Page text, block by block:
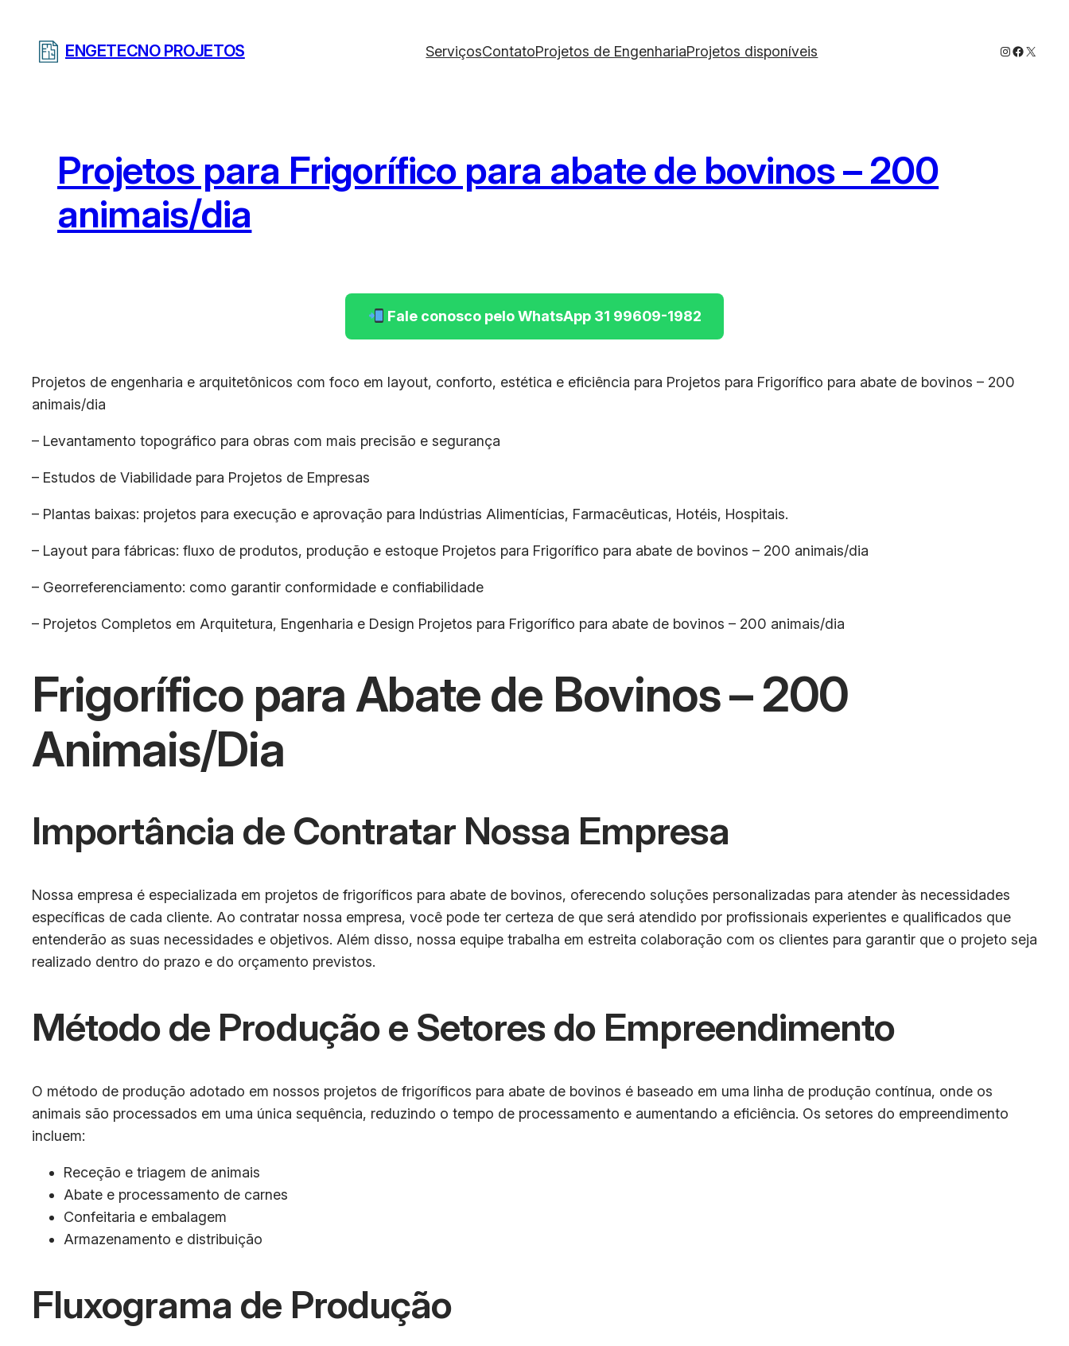
ENGETECNO PROJETOS ServiçosContatoProjetos de EngenhariaProjetos disponíveis Instagram
X
Projetos para Frigorífico para abate de bovinos – 200
animais/dia
Fale conosco pelo WhatsApp 31 99609-1982
Projetos de engenharia e arquitetônicos com foco em layout, conforto, estética e eficiência para Projetos para Frigorífico para abate de bovinos – 200
animais/dia
– Levantamento topográfico para obras com mais precisão e segurança
– Estudos de Viabilidade para Projetos de Empresas
– Plantas baixas: projetos para execução e aprovação para Indústrias Alimentícias, Farmacêuticas, Hotéis, Hospitais.
– Layout para fábricas: fluxo de produtos, produção e estoque Projetos para Frigorífico para abate de bovinos – 200 animais/dia
– Georreferenciamento: como garantir conformidade e confiabilidade
– Projetos Completos em Arquitetura, Engenharia e Design Projetos para Frigorífico para abate de bovinos – 200 animais/dia
Frigorífico para Abate de Bovinos – 200
Animais/Dia
Importância de Contratar Nossa Empresa
Nossa empresa é especializada em projetos de frigoríficos para abate de bovinos, oferecendo soluções personalizadas para atender às necessidades
específicas de cada cliente. Ao contratar nossa empresa, você pode ter certeza de que será atendido por profissionais experientes e qualificados que
entenderão as suas necessidades e objetivos. Além disso, nossa equipe trabalha em estreita colaboração com os clientes para garantir que o projeto seja
realizado dentro do prazo e do orçamento previstos.
Método de Produção e Setores do Empreendimento
O método de produção adotado em nossos projetos de frigoríficos para abate de bovinos é baseado em uma linha de produção contínua, onde os
animais são processados em uma única sequência, reduzindo o tempo de processamento e aumentando a eficiência. Os setores do empreendimento
incluem:
Receção e triagem de animais
Abate e processamento de carnes
Confeitaria e embalagem
Armazenamento e distribuição
Fluxograma de Produção